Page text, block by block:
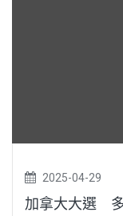
2025-04-29
加拿大大選